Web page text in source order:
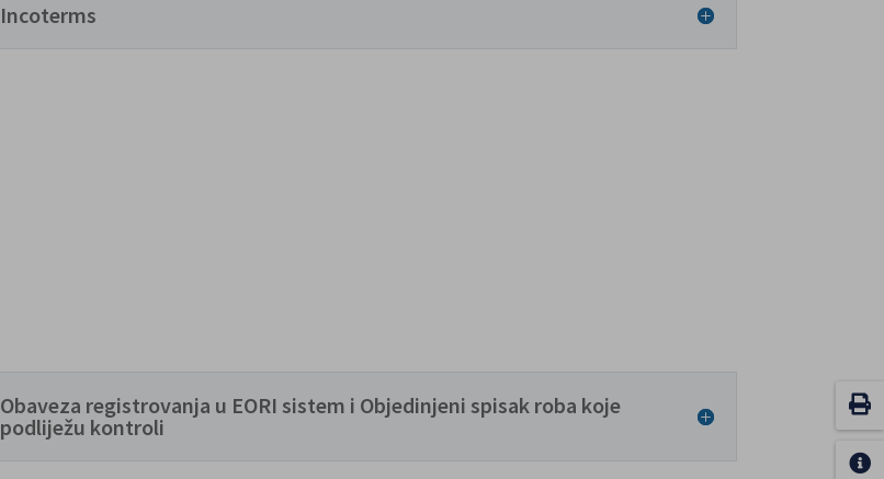
Incoterms
Obaveza registrovanja u EORI sistem i Objedinjeni spisak roba koje
podliježu kontroli